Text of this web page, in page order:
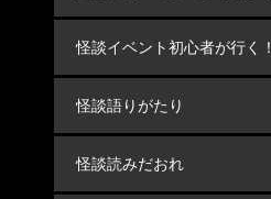
怪談イベント初心者が行く！
怪談語りがたり
怪談読みだおれ